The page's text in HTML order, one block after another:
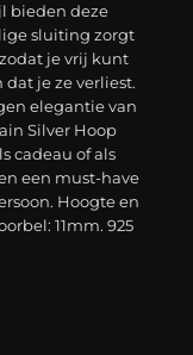
bieden deze
sluiting zorgt
je vrij kunt
je ze verliest.
elegantie van
Silver Hoop
cadeau of als
een must-have
Hoogte en
11mm. 925